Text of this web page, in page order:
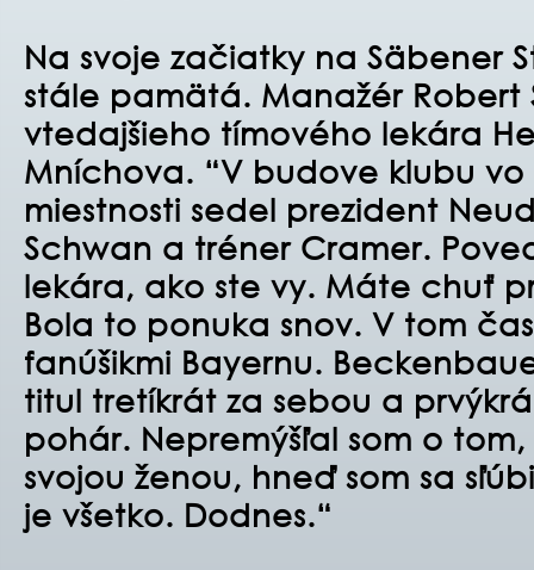
Na svoje začiatky na Säbener
stále pamätá. Manažér Robert
vtedajšieho tímového lekára
Mníchova. “V budove klubu
miestnosti sedel prezident
Schwan a tréner Cramer.
lekára, ako ste vy. Máte chuť
Bola to ponuka snov. V tom
fanúšikmi Bayernu.
titul tretíkrát za sebou a
pohár. Nepremýšľal som o
svojou ženou, hneď som sa
je všetko. Dodnes.“